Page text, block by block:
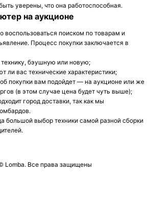
уверены, что она работоспособная.
на аукционе
поиском по товарам и
Процесс покупки заключается в
бэушную или новую;
ли вас технические характеристики;
покупки вам подойдет — на аукционе или же
(в этом случае цена будет чуть выше);
город доставки, так как мы
большой выбор техники самой разной сборки
Lomba. Все права защищены